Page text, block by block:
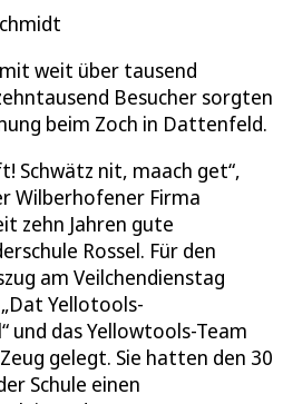
weit über tausend
Besucher sorgten
beim Zoch in Dattenfeld.
Schwätz nit, maach get“,
Wilberhofener Firma
zehn Jahren gute
Rossel. Für den
am Veilchendienstag
Yellotools-
und das Yellowtools-Team
gelegt. Sie hatten den 30
Schule einen